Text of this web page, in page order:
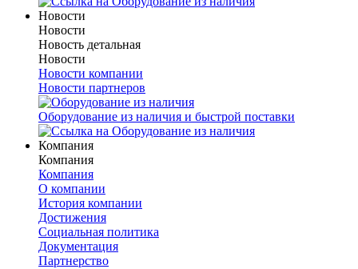
Новости
Новости
Новость детальная
Новости
Новости компании
Новости партнеров
Оборудование из наличия и быстрой поставки
Компания
Компания
Компания
О компании
История компании
Достижения
Социальная политика
Документация
Партнерство